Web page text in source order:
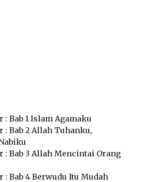
: Bab 1 Islam Agamaku
: Bab 2 Allah Tuhanku,
: Bab 3 Allah Mencintai Orang
: Bab 4 Berwudu Itu Mudah